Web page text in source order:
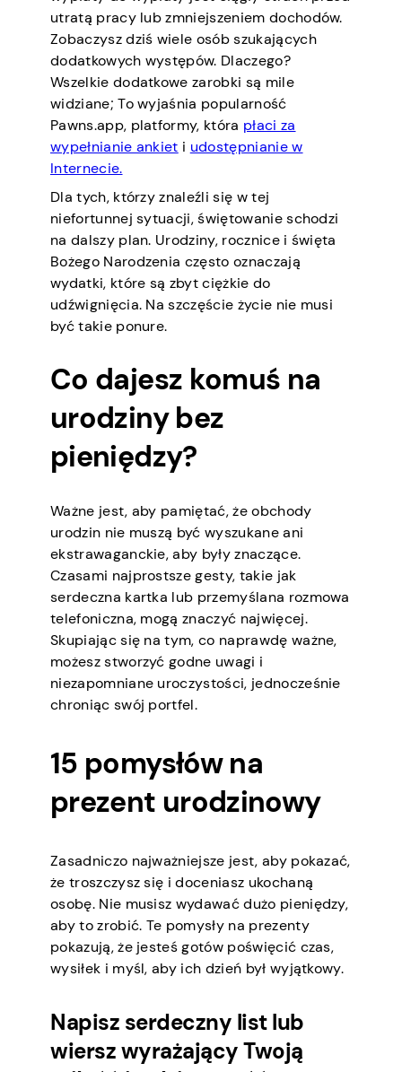
utratą pracy lub zmniejszeniem dochodów.
Zobaczysz dziś wiele osób szukających
dodatkowych występów. Dlaczego?
Wszelkie dodatkowe zarobki są mile
widziane; To wyjaśnia popularność
Pawns.app, platformy, która płaci za
wypełnianie ankiet i udostępnianie w
Internecie.
Dla tych, którzy znaleźli się w tej
niefortunnej sytuacji, świętowanie schodzi
na dalszy plan. Urodziny, rocznice i święta
Bożego Narodzenia często oznaczają
wydatki, które są zbyt ciężkie do
udźwignięcia. Na szczęście życie nie musi
być takie ponure.
Co dajesz komuś na
urodziny bez
pieniędzy?
Ważne jest, aby pamiętać, że obchody
urodzin nie muszą być wyszukane ani
ekstrawaganckie, aby były znaczące.
Czasami najprostsze gesty, takie jak
serdeczna kartka lub przemyślana rozmowa
telefoniczna, mogą znaczyć najwięcej.
Skupiając się na tym, co naprawdę ważne,
możesz stworzyć godne uwagi i
niezapomniane uroczystości, jednocześnie
chroniąc swój portfel.
15 pomysłów na
prezent urodzinowy
Zasadniczo najważniejsze jest, aby pokazać,
że troszczysz się i doceniasz ukochaną
osobę. Nie musisz wydawać dużo pieniędzy,
aby to zrobić. Te pomysły na prezenty
pokazują, że jesteś gotów poświęcić czas,
wysiłek i myśl, aby ich dzień był wyjątkowy.
Napisz serdeczny list lub
wiersz wyrażający Twoją